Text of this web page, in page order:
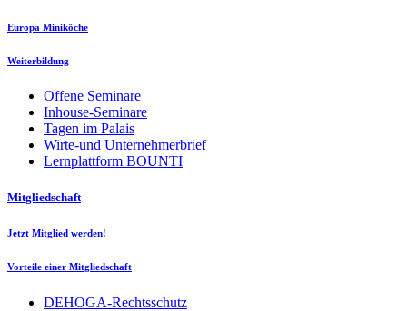
Europa Miniköche
Weiterbildung
Offene Seminare
Inhouse-Seminare
Tagen im Palais
Wirte-und Unternehmerbrief
Lernplattform BOUNTI
Mitgliedschaft
Jetzt Mitglied werden!
Vorteile einer Mitgliedschaft
DEHOGA-Rechtsschutz